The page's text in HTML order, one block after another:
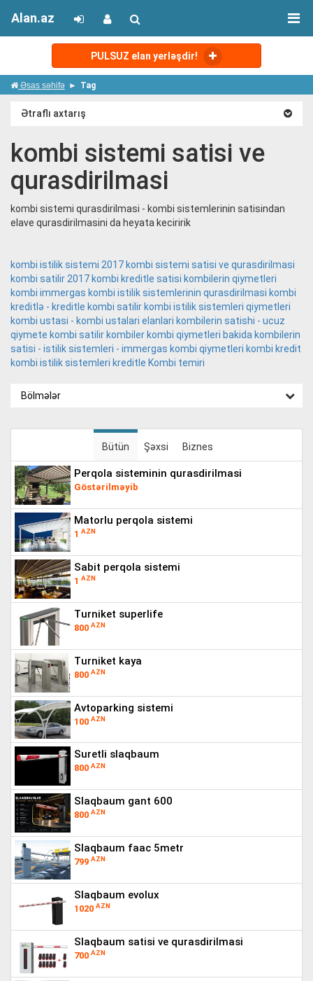
PULSUZ elan yerləşdir!
Alan.az
Əsas səhifə Tag
Ətraflı axtarış
kombi sistemi satisi ve
qurasdirilmasi
kombi sistemi qurasdirilmasi - kombi sistemlerinin satisindan
elave qurasdirilmasini da heyata keciririk
kombi istilik sistemi 2017 kombi sistemi satisi ve qurasdirilmasi
kombi satilir 2017 kombi kreditle satisi kombilerin qiymetleri
kombi immergas kombi istilik sistemlerinin qurasdirilmasi kombi
kreditlə - kreditle kombi satilir kombi istilik sistemleri qiymetleri
kombi ustasi - kombi ustalari elanlari kombilerin satishi - ucuz
qiymete kombi satilir kombiler kombi qiymetleri bakida kombilerin
satisi - istilik sistemleri - immergas kombi qiymetleri kombi kredit
kombi istilik sistemleri kreditle Kombi temiri
Bölmələr
Bütün Şəxsi Biznes
perqola sisteminin qurasdirilmasi
Göstərilməyib
matorlu perqola sistemi
1 AZN
sabit perqola sistemi
1 AZN
turniket superlife
800 AZN
turniket kaya
800 AZN
avtoparking sistemi
100 AZN
suretli slaqbaum
800 AZN
slaqbaum gant 600
800 AZN
slaqbaum faac 5metr
799 AZN
slaqbaum evolux
1020 AZN
slaqbaum satisi ve qurasdirilmasi
700 AZN